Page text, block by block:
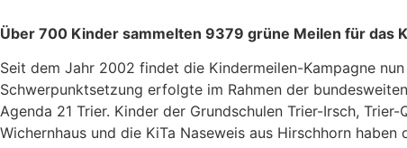
Über 700 Kinder sammelten 9379 grüne Meilen für das
Seit dem Jahr 2002 findet die Kindermeilen-Kampagne
Schwerpunktsetzung erfolgte im Rahmen der
Agenda 21 Trier. Kinder der Grundschulen Trier-Irsch,
Wichernhaus und die KiTa Naseweis aus Hirschhorn